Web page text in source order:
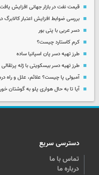
قیمت نفت در بازار جهانی افزایش یافت
بررسی ضوابط افزایش اعتبار کالابرگ
دسر عربی با پتی بور
کرم کاستارد چیست؟
طرز تهیه دسر پان اسپانیا ساده
طرز تهیه دسر بیسکویتی با ژله پرتقالی
آمبولی پا چیست؟ علائم، علل و راه
آیا تا به حال هواری پلو به گوشتان
دسترسی سریع
تماس با ما
درباره ما